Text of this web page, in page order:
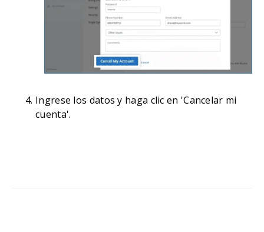
Ingrese los datos y haga clic en 'Cancelar mi
cuenta'.